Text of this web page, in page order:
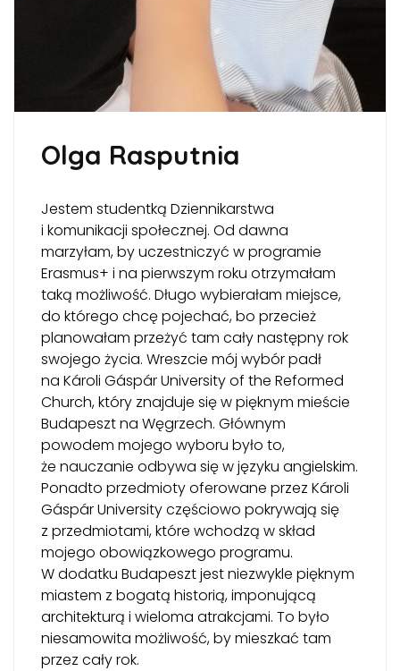
Olga Rasputnia
Jestem studentką Dziennikarstwa
i komunikacji społecznej. Od dawna
marzyłam, by uczestniczyć w programie
Erasmus+ i na pierwszym roku otrzymałam
taką możliwość. Długo wybierałam miejsce,
do którego chcę pojechać, bo przecież
planowałam przeżyć tam cały następny rok
swojego życia. Wreszcie mój wybór padł
na Károli Gáspár University of the Reformed
Church, który znajduje się w pięknym mieście
Budapeszt na Węgrzech. Głównym
powodem mojego wyboru było to,
że nauczanie odbywa się w języku angielskim.
Ponadto przedmioty oferowane przez Károli
Gáspár University częściowo pokrywają się
z przedmiotami, które wchodzą w skład
mojego obowiązkowego programu.
W dodatku Budapeszt jest niezwykle pięknym
miastem z bogatą historią, imponującą
architekturą i wieloma atrakcjami. To było
niesamowita możliwość, by mieszkać tam
przez cały rok.